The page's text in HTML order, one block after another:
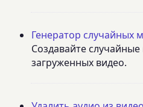
Генератор случайных
Создавайте
загруженных видео.